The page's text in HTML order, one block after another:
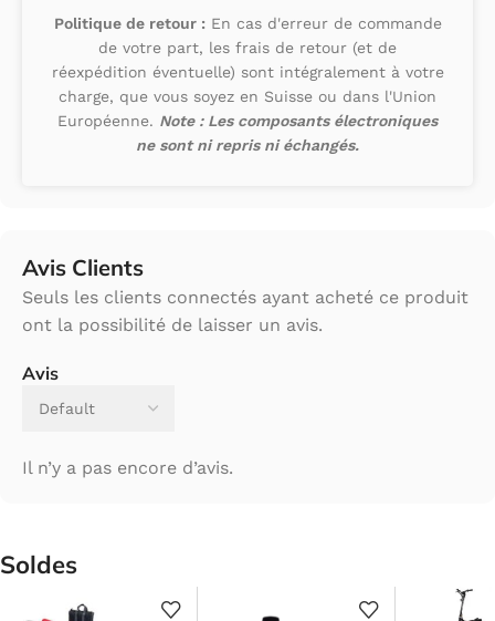
Politique de retour : En cas d'erreur de commande
de votre part, les frais de retour (et de
réexpédition éventuelle) sont intégralement à votre
charge, que vous soyez en Suisse ou dans l'Union
Européenne. Note : Les composants électroniques
ne sont ni repris ni échangés.
Avis Clients
Avis
Il n’y a pas encore d’avis.
Seuls les clients connectés ayant acheté ce produit
ont la possibilité de laisser un avis.
Soldes